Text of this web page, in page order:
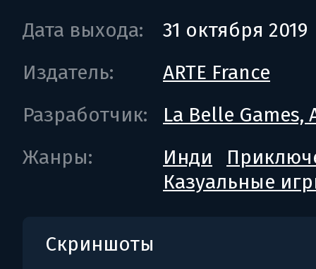
Дата выхода:
31 октября 2019
Издатель:
ARTE France
Разработчик:
La Belle Games,
Жанры:
Инди
Казуальные
Скриншоты